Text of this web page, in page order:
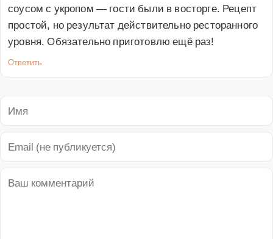
соусом с укропом — гости были в восторге. Рецепт
простой, но результат действительно ресторанного
уровня. Обязательно приготовлю ещё раз!
Ответить